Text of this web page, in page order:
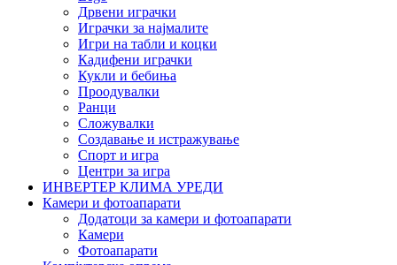
Дрвени играчки
Играчки за најмалите
Игри на табли и коцки
Кадифени играчки
Кукли и бебиња
Проодувалки
Ранци
Сложувалки
Создавање и истражување
Спорт и игра
Центри за игра
ИНВЕРТЕР КЛИМА УРЕДИ
Камери и фотоапарати
Додатоци за камери и фотоапарати
Камери
Фотоапарати